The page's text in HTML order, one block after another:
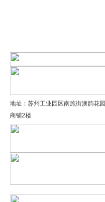
地址：苏州工业园区南施街澳韵花园
商铺2楼